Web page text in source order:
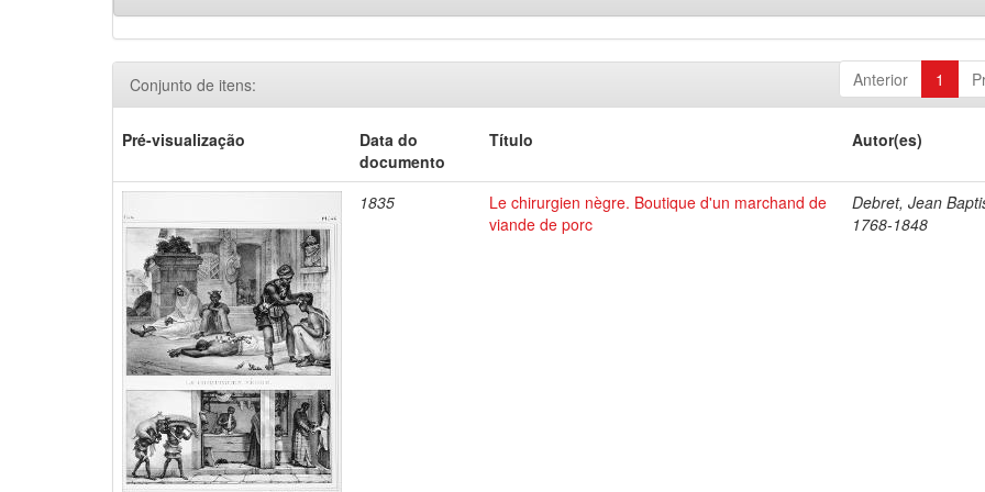
Anterior 1
Conjunto de itens:
Pré-visualização
Data do
documento
Título Autor(es)
1835
Le chirurgien nègre. Boutique d'un marchand de
viande de porc
Debret, Jean
1768-1848